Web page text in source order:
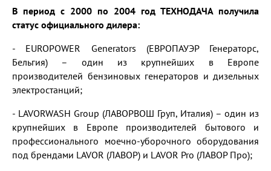
В период с 2000 по 2004 год ТЕХНОДАЧА получила
статус официального дилера:
- EUROPOWER Generators (ЕВРОПАУЭР Генераторс,
Бельгия) – один из крупнейших в Европе
производителей бензиновых генераторов и дизельных
электростанций;
- LAVORWASH Group (ЛАВОРВОШ Груп, Италия) – один из
крупнейших в Европе производителей бытового и
профессионального моечно-уборочного оборудования
под брендами LAVOR (ЛАВОР) и LAVOR Pro (ЛАВОР Про);